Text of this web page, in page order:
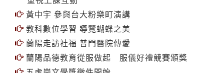
黃中宇 參與台大粉樂町演講
教科數位學習 導覽蝴蝶之美
蘭陽走訪社福 普門醫院傳愛
蘭陽品德教育從服做起 服儀好禮競賽頒獎